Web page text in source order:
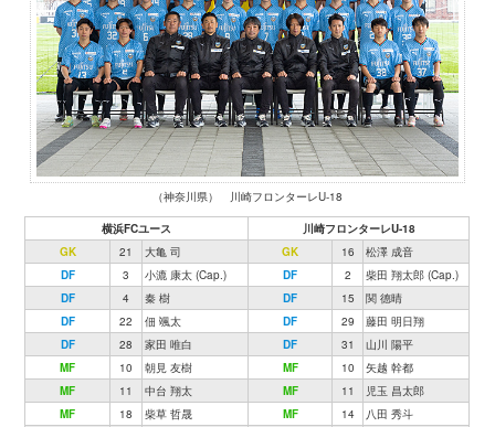
（神奈川県） 川崎フロンターレU-18
横浜FCユース
川崎フロンターレU-18
GK
21 大亀 司 GK 16
松澤 成音
DF
3 小漉 康太 (Cap.) DF 2
柴田 翔太郎 (Cap.)
DF
4 秦 樹 DF 15
関 德晴
DF
22 佃 颯太 DF 29
藤田 明日翔
DF
28 家田 唯白 DF 31
山川 陽平
MF
10 朝見 友樹 MF 10
矢越 幹都
MF
11 中台 翔太 MF 11
児玉 昌太郎
MF
18 柴草 哲晟 MF 14
八田 秀斗